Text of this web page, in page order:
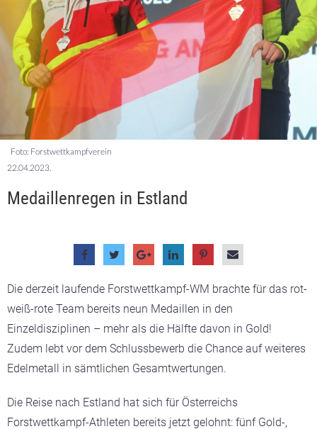
Foto: Forstwettkampfverein
22.04.2023.
Medaillenregen in Estland
Die derzeit laufende Forstwettkampf-WM brachte für das rot-
weiß-rote Team bereits neun Medaillen in den
Einzeldisziplinen – mehr als die Hälfte davon in Gold!
Zudem lebt vor dem Schlussbewerb die Chance auf weiteres
Edelmetall in sämtlichen Gesamtwertungen.
Die Reise nach Estland hat sich für Österreichs
Forstwettkampf-Athleten bereits jetzt gelohnt: fünf Gold-,